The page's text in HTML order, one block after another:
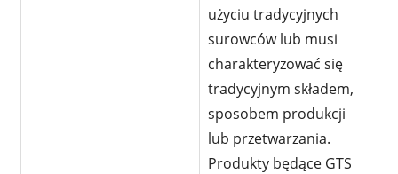
użyciu tradycyjnych
surowców lub musi
charakteryzować się
tradycyjnym składem,
sposobem produkcji
lub przetwarzania.
Produkty będące GTS